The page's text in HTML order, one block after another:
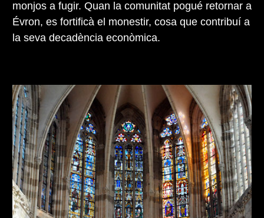
monjos a fugir. Quan la comunitat pogué retornar a
Évron, es fortificà el monestir, cosa que contribuí a
la seva decadència econòmica.